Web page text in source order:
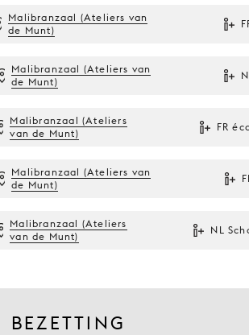
Malibranzaal (Ateliers van
de Munt)
Malibranzaal (Ateliers van
de Munt)
Malibranzaal (Ateliers
van de Munt)
FR
Malibranzaal (Ateliers van
de Munt)
Malibranzaal (Ateliers
van de Munt)
NL
BEZETTING